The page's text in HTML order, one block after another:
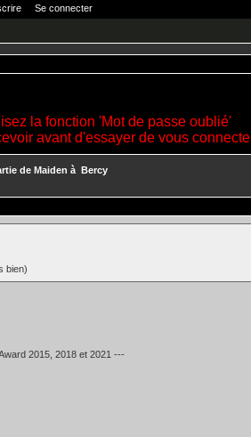
Se connecter
la fonction 'Mot de passe oublié'
avant d'essayer de vous
de Maiden à Bercy
bien)
2015, 2018 et 2021 ---